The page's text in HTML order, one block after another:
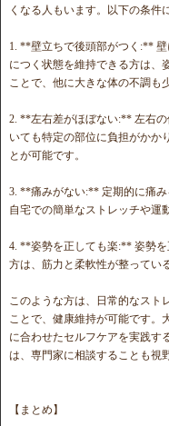
くなる人もいます。以下の条件
1. **壁立ちで後頭部がつく:**
につく状態を維持できる方は、
ことで、他に大きな体の不調も
2. **左右差がほぼない:** 左右
いても特定の部位に負担がかか
とが可能です。
3. **痛みがない:** 定期的に痛み
自宅での簡単なストレッチや運
4. **姿勢を正しても楽:** 姿勢
方は、筋力と柔軟性が整ってい
このような方は、日常的なスト
ことで、健康維持が可能です。
に合わせたセルフケアを実践す
は、専門家に相談することも視
【まとめ】